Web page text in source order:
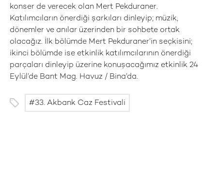
konser de verecek olan Mert Pekduraner.
Katılımcıların önerdiği şarkıları dinleyip; müzik,
dönemler ve anılar üzerinden bir sohbete ortak
olacağız. İlk bölümde Mert Pekduraner’in seçkisini;
ikinci bölümde ise etkinlik katılımcılarının önerdiği
parçaları dinleyip üzerine konuşacağımız etkinlik 24
Eylül’de Bant Mag. Havuz / Bina’da.
33. Akbank Caz Festivali